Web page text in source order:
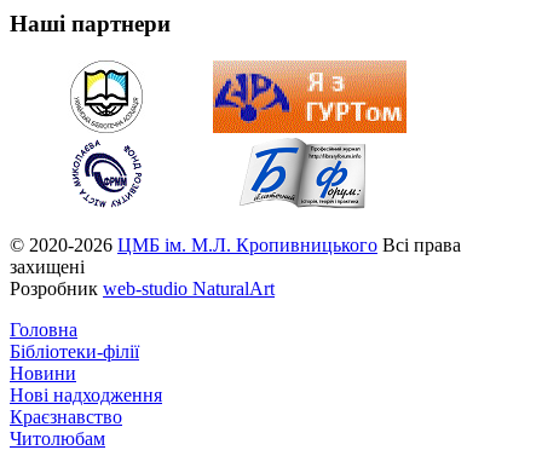
Наші партнери
© 2020-2026 ЦМБ ім. М.Л. Кропивницького Всі права
захищені
Розробник web-studio NaturalArt
Головна
Бібліотеки-філії
Новини
Нові надходження
Краєзнавство
Читолюбам